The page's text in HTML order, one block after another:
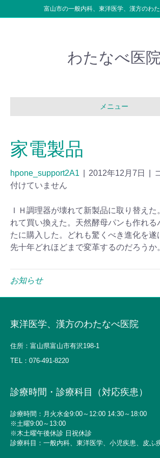
富山市の一般内科、東洋医学、漢方のわ
わたなべ医院
メニュー
家電製品
hpone_support2A1 2012年12月7日
付けていません
ＩＨ調理器が壊れて新製品に取り替え
れて買い換えた。天然酵母パンも作れる
たに購入した。どれも驚くべき進化を遂
先十年どれほどまで変革するのだろうか
お知らせ
東洋医学、漢方のわたなべ医院
住所：富山県富山市有沢198-1
TEL： 076-491-8220
診療時間・診療科目（対応疾患）
診療時間：月火水金9:00～12:00 14:30～18:00
※土曜9:00～13:00
※木土曜午後休診 日祝休診
診療科目：一般内科、東洋医学、小児疾患、皮ふ